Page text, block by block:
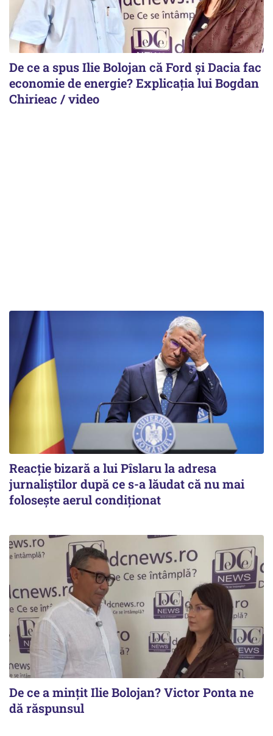
De ce a spus Ilie Bolojan că Ford și Dacia fac
economie de energie? Explicația lui Bogdan
Chirieac / video
Reacție bizară a lui Pîslaru la adresa
jurnaliștilor după ce s-a lăudat că nu mai
folosește aerul condiționat
De ce a mințit Ilie Bolojan? Victor Ponta ne
dă răspunsul